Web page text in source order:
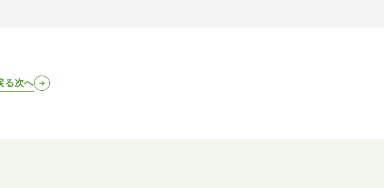
る次へ